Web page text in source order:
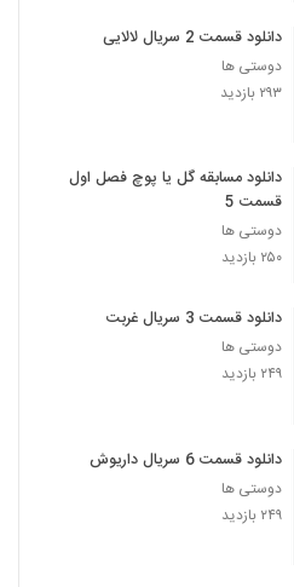
دانلود قسمت 2 سریال لالایی
دوستی ها
۲۹۳ بازدید
دانلود مسابقه گل یا پوچ فصل اول
قسمت 5
دوستی ها
۲۵۰ بازدید
دانلود قسمت 3 سریال غربت
دوستی ها
۲۴۹ بازدید
دانلود قسمت 6 سریال داریوش
دوستی ها
۲۴۹ بازدید